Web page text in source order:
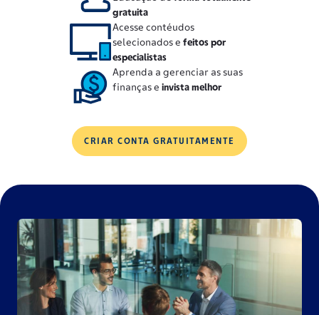
gratuita
Acesse contéudos
selecionados e feitos por
especialistas
Aprenda a gerenciar as suas
finanças e invista melhor
CRIAR CONTA GRATUITAMENTE